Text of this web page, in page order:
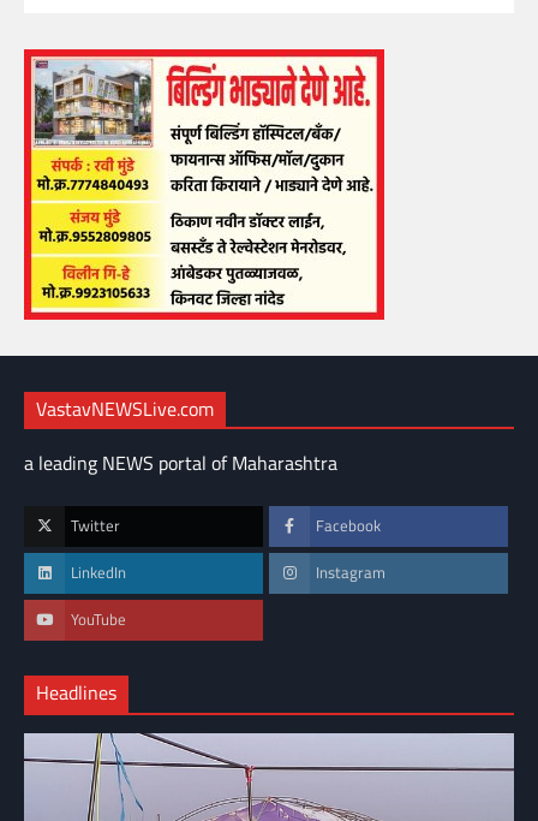
VastavNEWSLive.com
a leading NEWS portal of Maharashtra
Twitter Facebook
LinkedIn Instagram
YouTube
Headlines